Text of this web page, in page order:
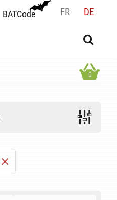
BATCode FR DE
OK
0